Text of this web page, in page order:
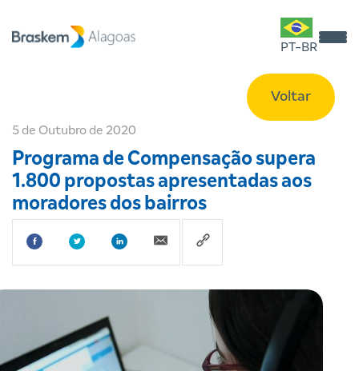
PT-BR
Voltar
5 de Outubro de 2020
Programa de Compensação supera
1.800 propostas apresentadas aos
moradores dos bairros